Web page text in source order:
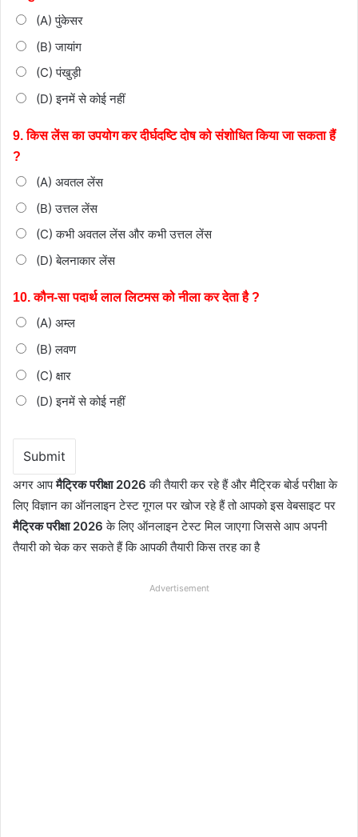
(A) पुंकेसर
(B) जायांग
(C) पंखुड़ी
(D) इनमें से कोई नहीं
9. किस लेंस का उपयोग कर दीर्घदष्टि दोष को संशोधित किया जा सकता हैं
?
(A) अवतल लेंस
(B) उत्तल लेंस
(C) कभी अवतल लेंस और कभी उत्तल लेंस
(D) बेलनाकार लेंस
10. कौन-सा पदार्थ लाल लिटमस को नीला कर देता है ?
(A) अम्ल
(B) लवण
(C) क्षार
(D) इनमें से कोई नहीं
अगर आपमैट्रिक परीक्षा 2026 की तैयारी कर रहे हैं और मैट्रिक बोर्ड परीक्षा के
लिए विज्ञान का ऑनलाइन टेस्ट गूगल पर खोज रहे हैं तो आपको इस वेबसाइट पर
मैट्रिक परीक्षा 2026 के लिए ऑनलाइन टेस्ट मिल जाएगा जिससे आप अपनी
तैयारी को चेक कर सकते हैं कि आपकी तैयारी किस तरह का है
Advertisement